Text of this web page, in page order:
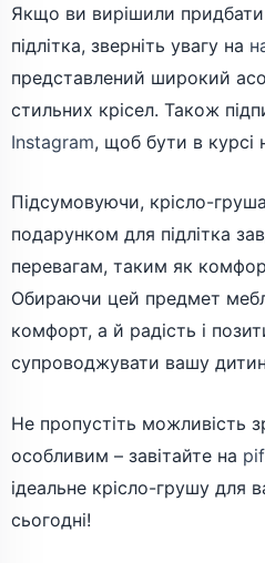
Якщо ви вирішили
підлітка, зверніть увагу на
представлений широкий
стильних крісел. Також
Instagram, щоб бути в курсі
Підсумовуючи, крісло-
подарунком для підлітка
перевагам, таким як
Обираючи цей предмет
комфорт, а й радість і
супроводжувати вашу
Не пропустіть можливість
особливим – завітайте на
ідеальне крісло-грушу для
сьогодні!